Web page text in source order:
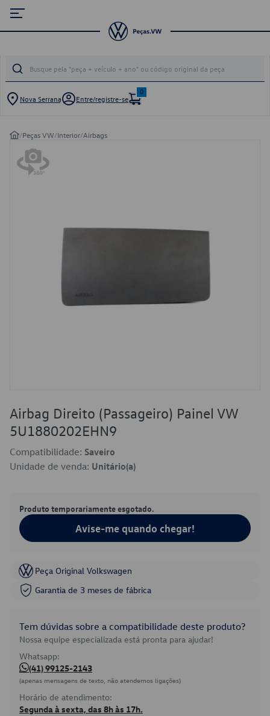
Nova Serrana Entre/registre-se
0
/Peças VW/Interior/Airbags
Airbag Direito (Passageiro) Painel VW
5U1880202EHN9
Compatibilidade: Saveiro
Unidade de venda: Unitário(a)
Produto temporariamente esgotado.
Avise-me quando chegar!
Peça Original Volkswagen
Garantia de 3 meses de fábrica
Tem dúvidas sobre a compatibilidade deste produto?
Nossa equipe especializada está pronta para ajudar!
Whatsapp:
(41) 99125-2143
(apenas mensagens de texto, não atendemos ligações)
Horário de atendimento:
Segunda à sexta, das 8h às 17h.